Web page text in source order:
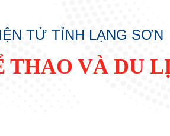
TỬ TỈNH LẠNG SƠN
THAO VÀ DU